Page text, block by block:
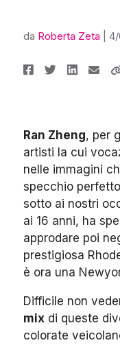
da Roberta Zeta 4/
Ran Zheng, per
artisti la cui
nelle immagini
specchio
sotto ai nostri
ai 16 anni, ha
approdare poi
prestigiosa
è ora una
Difficile non
mix di queste
colorate